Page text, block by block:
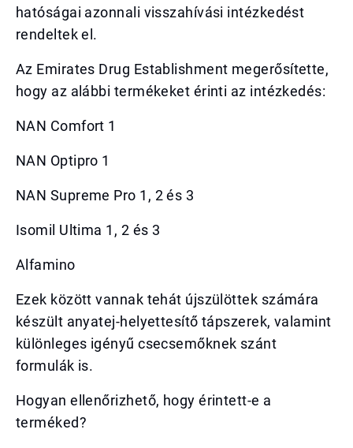
hatóságai azonnali visszahívási intézkedést
rendeltek el.
Az Emirates Drug Establishment megerősítette,
hogy az alábbi termékeket érinti az intézkedés:
NAN Comfort 1
NAN Optipro 1
NAN Supreme Pro 1, 2 és 3
Isomil Ultima 1, 2 és 3
Alfamino
Ezek között vannak tehát újszülöttek számára
készült anyatej-helyettesítő tápszerek, valamint
különleges igényű csecsemőknek szánt
formulák is.
Hogyan ellenőrizhető, hogy érintett-e a
terméked?